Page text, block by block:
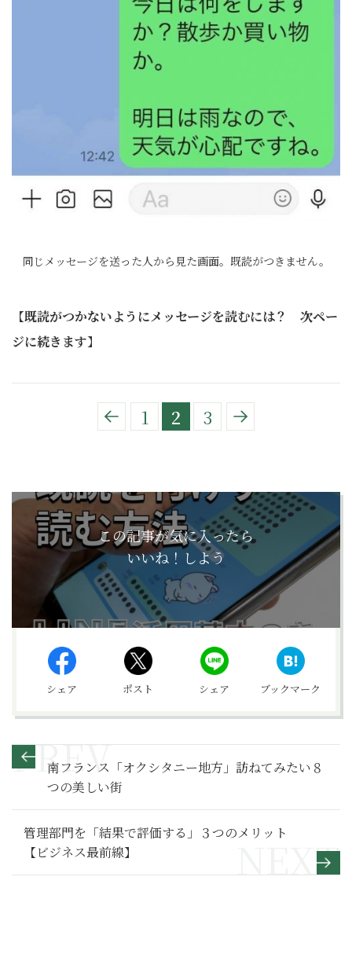
同じメッセージを送った人から見た画面。既読がつきません。
【既読がつかないようにメッセージを読むには？ 次ペー
ジに続きます】
1 2 3
この記事が気に入ったら
いいね！しよう
シェア ポスト シェア ブックマーク
南フランス「オクシタニー地方」訪ねてみたい８
つの美しい街
管理部門を「結果で評価する」３つのメリット
【ビジネス最前線】